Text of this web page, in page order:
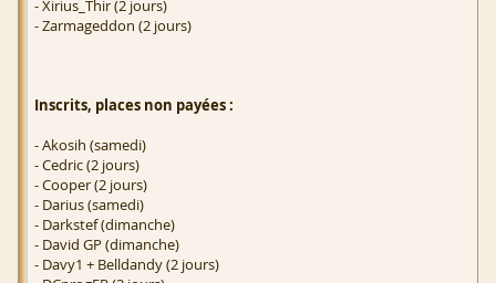
- Xirius_Thir (2 jours)
- Zarmageddon (2 jours)
Inscrits, places non payées :
- Akosih (samedi)
- Cedric (2 jours)
- Cooper (2 jours)
- Darius (samedi)
- Darkstef (dimanche)
- David GP (dimanche)
- Davy1 + Belldandy (2 jours)